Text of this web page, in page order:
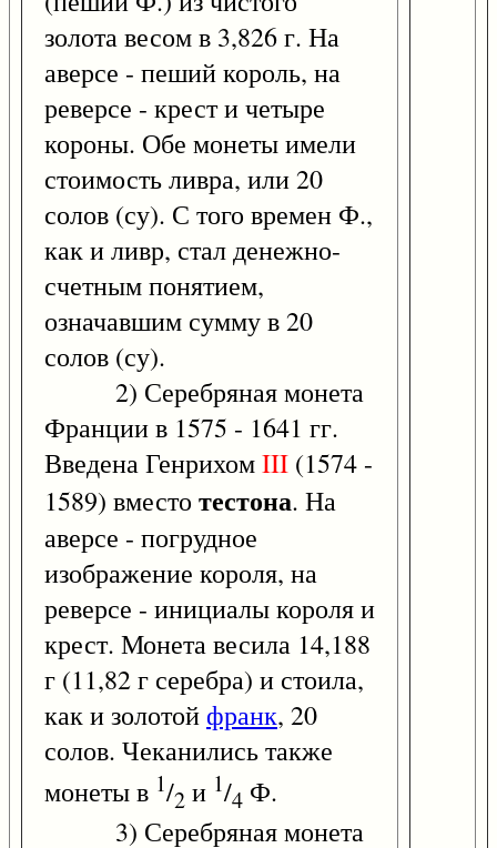
золота весом в 3,826 г. На
аверсе - пеший король, на
реверсе - крест и четыре
короны. Обе монеты имели
стоимость ливра, или 20
солов (су). С того времен Ф.,
как и ливр, стал денежно-
счетным понятием,
означавшим сумму в 20
солов (су).
2) Серебряная монета
Франции в 1575 - 1641 гг.
Введена ГенрихомIII (1574 -
1589) вместо тестона. На
аверсе - погрудное
изображение короля, на
реверсе - инициалы короля и
крест. Монета весила 14,188
г (11,82 г серебра) и стоила,
как и золотойфранк, 20
солов. Чеканились также
монеты в 1/2 и 1/4 Ф.
3) Серебряная монета